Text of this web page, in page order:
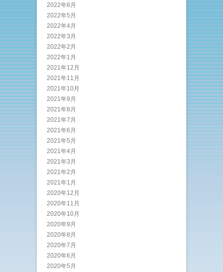
2022年6月
2022年5月
2022年4月
2022年3月
2022年2月
2022年1月
2021年12月
2021年11月
2021年10月
2021年9月
2021年8月
2021年7月
2021年6月
2021年5月
2021年4月
2021年3月
2021年2月
2021年1月
2020年12月
2020年11月
2020年10月
2020年9月
2020年8月
2020年7月
2020年6月
2020年5月